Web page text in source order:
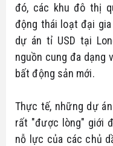
đó, các khu đô thị
động thái loạt đại gia
dự án tỉ USD tại
nguồn cung đa dạng
bất động sản mới.
Thực tế, những dự
rất "được lòng" giới
nỗ lực của các chủ